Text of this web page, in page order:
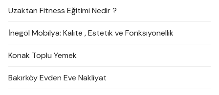
Uzaktan Fitness Eğitimi Nedir ?
İnegöl Mobilya: Kalite , Estetik ve Fonksiyonellik
Konak Toplu Yemek
Bakırköy Evden Eve Nakliyat